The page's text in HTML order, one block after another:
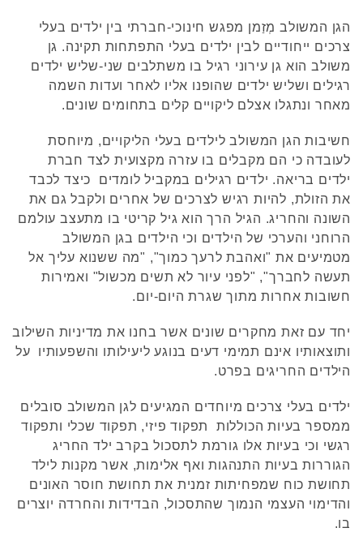
הגן המשולב מְזַמן מפגש חינוכי-חברתי בין ילדים בעלי
צרכים ייחודיים לבין ילדים בעלי התפתחות תקינה. גן
משולב הוא גן עירוני רגיל בו משתלבים שני-שליש ילדים
רגילים ושליש ילדים שהופנו אליו לאחר ועדות השמה
מאחר ונתגלו אצלם ליקויים קלים בתחומים שונים.
חשיבות הגן המשולב לילדים בעלי הליקויים, מיוחסת
לעובדה כי הם מקבלים בו עזרה מקצועית לצד חברת
ילדים בריאה. ילדים רגילים במקביל לומדים כיצד לכבד
את הזולת, להיות רגיש לצרכים של אחרים ולקבל גם את
השונה והחריג. הגיל הרך הוא גיל קריטי בו מתעצב עולמם
הרוחני והערכי של הילדים וכי הילדים בגן המשולב
מטמיעים את "ואהבת לרעך כמוך", "מה ששנוא עליך אל
תעשה לחברך", "לפני עיור לא תשים מכשול" ואמירות
חשובות אחרות מתוך שגרת היום-יום.
יחד עם זאת מחקרים שונים אשר בחנו את מדיניות השילוב
ותוצאותיו אינם תמימי דעים בנוגע ליעילותו והשפעותיו על
הילדים החריגים בפרט.
ילדים בעלי צרכים מיוחדים המגיעים לגן המשולב סובלים
ממספר בעיות הכוללות תפקוד פיזי, תפקוד שכלי ותפקוד
רגשי וכי בעיות אלו גורמת לתסכול בקרב ילד החריג
הגוררות בעיות התנהגות ואף אלימות, אשר מקנות לילד
תחושת כוח שמפחיתות זמנית את תחושת חוסר האונים
והדימוי העצמי הנמוך שהתסכול, הבדידות והחרדה יוצרים
בו.